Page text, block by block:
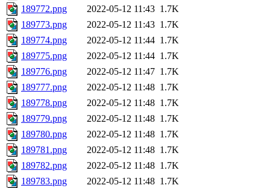
189772.png
2022-05-12 11:43 1.7K
189773.png
2022-05-12 11:43 1.7K
189774.png
2022-05-12 11:44 1.7K
189775.png
2022-05-12 11:44 1.7K
189776.png
2022-05-12 11:47 1.7K
189777.png
2022-05-12 11:48 1.7K
189778.png
2022-05-12 11:48 1.7K
189779.png
2022-05-12 11:48 1.7K
189780.png
2022-05-12 11:48 1.7K
189781.png
2022-05-12 11:48 1.7K
189782.png
2022-05-12 11:48 1.7K
189783.png
2022-05-12 11:48 1.7K